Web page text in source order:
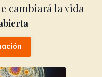
cambiará la vida